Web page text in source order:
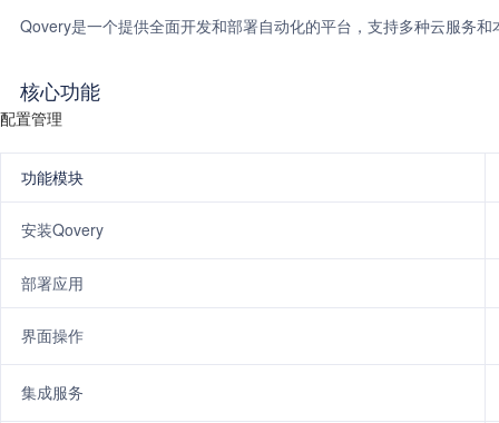
Qovery是一个提供全面开发和部署自动化的平台，支持多种云服务和
核心功能
配置管理
功能模块
安装Qovery
部署应用
界面操作
集成服务